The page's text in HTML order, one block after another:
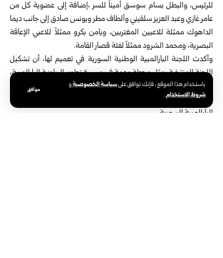
باستخدام هذا الموقع ، فإنك توافق علىسياسة الخصوصيةو
شروط الاستخدام.
موافق
للرئيس، والبطل بسام سوسق أميناً للسر ،إضافة إلى ‏عضوية كل من
عامر غازي وعبد العزيز سلقيني وألطاف مطر ويونس صادق إلى جانب ديما
‏الداهوك ممثلة للاعبين المغتربين، ويامن بكرو ممثلاً للاعبي الإعاقة
البصرية، ومحمد الشرود ‏ممثلاً لفئة قصار القامة.‏
وأكدت اللجنة البارالمبية الوطنية السورية في تعميم لها، أن تشكيل
اللجنة المنتخبة يمثل محطة ‏مهمة في مسيرة تطوير الرياضة البارالمبية،
ويجسد مبادئ الشفافية والشراكة، وتمكين الرياضيين ‏من المشاركة
الفاعلة في رسم السياسات والبرامج التي تسهم في الارتقاء بالرياضة
البارالمبية ‏السورية.‏